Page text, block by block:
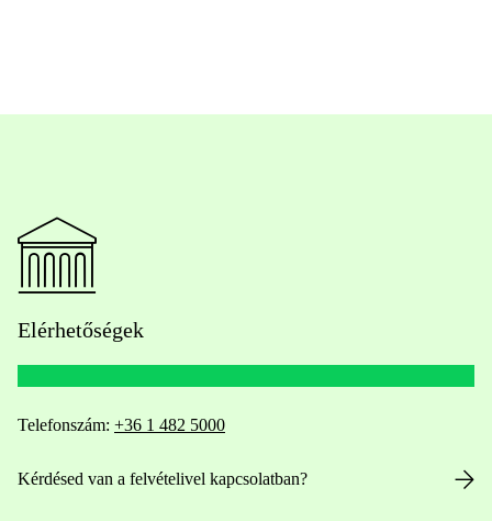
Elérhetőségek
Telefonszám: +36 1 482 5000
Kérdésed van a felvételivel kapcsolatban?